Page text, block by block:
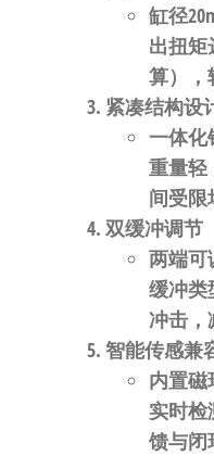
缸径
出扭矩
算），
紧凑结构设
一体化
重量轻
间受限
​双缓冲调节​
两端可
缓冲类
冲击，
智能传感兼
内置磁
实时检
馈与闭